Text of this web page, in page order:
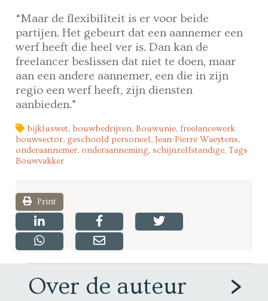
“Maar de flexibiliteit is er voor beide
partijen. Het gebeurt dat een aannemer een
werf heeft die heel ver is. Dan kan de
freelancer beslissen dat niet te doen, maar
aan een andere aannemer, een die in zijn
regio een werf heeft, zijn diensten
aanbieden.”
bijkluswet, bouwbedrijven,Bouwunie, freelancewerk
bouwsector, geschoold personeel,Jean-Pierre Waeytens,
onderaannemer,onderaanneming,schijnzelfstandige,Tags
Bouwvakker
Print
Over de auteur